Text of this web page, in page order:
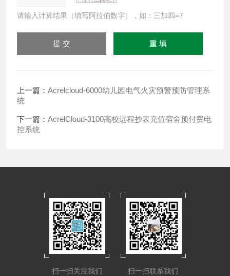
请输入计算结果（填写阿拉伯数字），如：三加四=7
上一篇：Acrelcloud-6000幼儿园电气火灾预警预防管理系
统
下一篇：AcrelCloud-3100高校远程抄表充值宿舍预付费电
控系统
扫一扫关注我们 扫一扫联系我们